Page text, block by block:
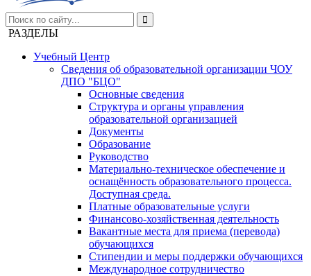
РАЗДЕЛЫ
Учебный Центр
Сведения об образовательной организации ЧОУ
ДПО "БЦО"
Основные сведения
Структура и органы управления
образовательной организацией
Документы
Образование
Руководство
Материально-техническое обеспечение и
оснащённость образовательного процесса.
Доступная среда.
Платные образовательные услуги
Финансово-хозяйственная деятельность
Вакантные места для приема (перевода)
обучающихся
Стипендии и меры поддержки обучающихся
Международное сотрудничество